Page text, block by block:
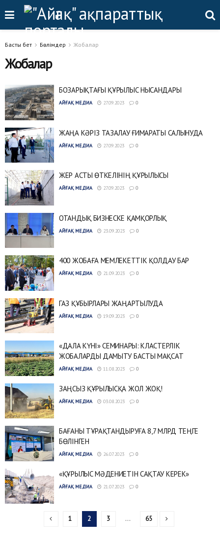
Басты бет Бөлімдер Жобалар
Жобалар
БОЗАРЫҚТАҒЫ ҚҰРЫЛЫС НЫСАНДАРЫ
АЙҒАҚ МЕДИА 27.09.2023 0
ЖАҢА КӘРІЗ ТАЗАЛАУ ҒИМАРАТЫ САЛЫНУДА
АЙҒАҚ МЕДИА 27.09.2023 0
ЖЕР АСТЫ ӨТКЕЛІНІҢ ҚҰРЫЛЫСЫ
АЙҒАҚ МЕДИА 27.09.2023 0
ОТАНДЫҚ БИЗНЕСКЕ ҚАМҚОРЛЫҚ
АЙҒАҚ МЕДИА 23.09.2023 0
400 ЖОБАҒА МЕМЛЕКЕТТІК ҚОЛДАУ БАР
АЙҒАҚ МЕДИА 21.09.2023 0
ГАЗ ҚҰБЫРЛАРЫ ЖАҢАРТЫЛУДА
АЙҒАҚ МЕДИА 19.09.2023 0
«ДАЛА КҮНІ» СЕМИНАРЫ: КЛАСТЕРЛІК
ЖОБАЛАРДЫ ДАМЫТУ БАСТЫ МАҚСАТ
АЙҒАҚ МЕДИА 11.08.2023 0
ЗАҢСЫЗ ҚҰРЫЛЫСҚА ЖОЛ ЖОҚ!
АЙҒАҚ МЕДИА 03.08.2023 0
БАҒАНЫ ТҰРАҚТАНДЫРУҒА 8,7 МЛРД ТЕҢГЕ
БӨЛІНГЕН
АЙҒАҚ МЕДИА 26.07.2023 0
«ҚҰРЫЛЫС МӘДЕНИЕТІН САҚТАУ КЕРЕК»
АЙҒАҚ МЕДИА 21.07.2023 0
1 2 3 … 65